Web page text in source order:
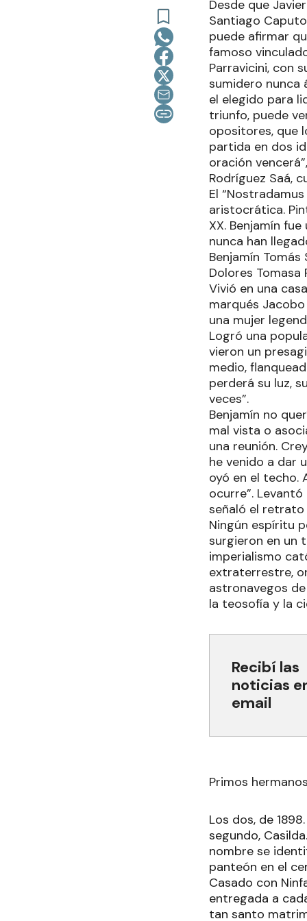
Desde que
Santiago
puede afirmar
famoso
Parravicini, con
sumidero nunca
el elegido para
triunfo, puede
opositores, que
partida en dos
oración
Rodríguez Saá,
El
aristocrática.
XX. Benjamín
nunca han
Benjamín
Dolores Tomasa
Vivió en una
marqués
una mujer
Logró una
vieron un
medio,
perderá su luz,
veces”.
Benjamín no
mal vista o
una reunión.
he venido a dar
oyó en el techo.
ocurre”.
señaló el retrato
Ningún espíritu
surgieron en un
imperialismo
extraterrestre,
astronavegos
la teosofía y la
Recibí las
noticias
email
Primos
Los dos, de
segundo,
nombre se
panteón en el
Casado con
entregada a
tan santo